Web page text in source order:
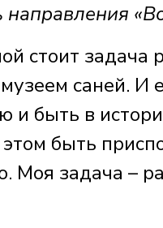
стоит задача
саней. И
быть в
быть
Моя задача –